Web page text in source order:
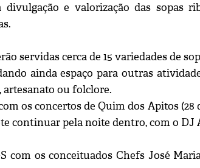
e valorização das sopas
servidas cerca de 15 variedades de
ainda espaço para outras
artesanato ou folclore.
os concertos de Quim dos Apitos (28
continuar pela noite dentro, com o DJ
com os conceituados Chefs José